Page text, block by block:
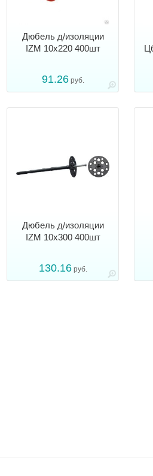
Дюбель д/изоляции
IZM 10x220 400шт
91.26руб.
Дюбель д/изоляции
IZM 10x300 400шт
130.16руб.